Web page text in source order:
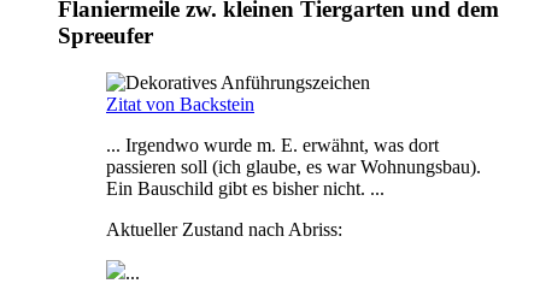
Flaniermeile zw. kleinen Tiergarten und dem
Spreeufer
Zitat von Backstein
... Irgendwo wurde m. E. erwähnt, was dort
passieren soll (ich glaube, es war Wohnungsbau).
Ein Bauschild gibt es bisher nicht. ...
Aktueller Zustand nach Abriss:
...